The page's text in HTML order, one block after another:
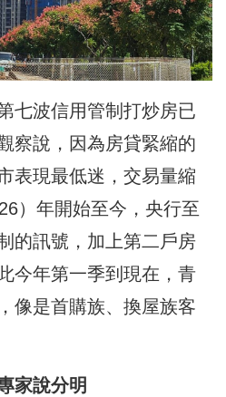
七波信用管制打炒房已
察說，因為房貸緊縮的
表現最低迷，交易量縮
）年開始至今，央行至
的訊號，加上第二戶房
今年第一季到現在，青
像是首購族、換屋族客
家說分明